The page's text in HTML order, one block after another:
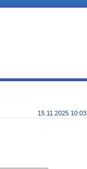
15.11.2025 10:03